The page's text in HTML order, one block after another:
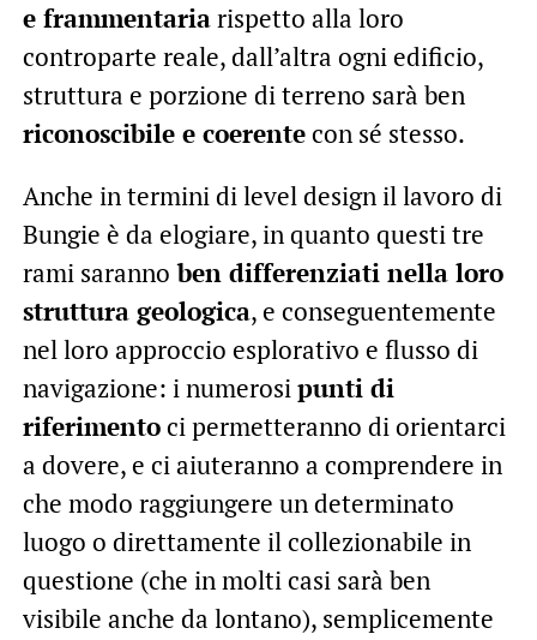
e frammentariarispetto alla loro
controparte reale, dall’altra ogni edificio,
struttura e porzione di terreno sarà ben
riconoscibile e coerentecon sé stesso.
Anche in termini di level design il lavoro di
Bungie è da elogiare, in quanto questi tre
rami saranno ben differenziati nella loro
struttura geologica, e conseguentemente
nel loro approccio esplorativo e flusso di
navigazione: i numerosipunti di
riferimentoci permetteranno di orientarci
a dovere, e ci aiuteranno a comprendere in
che modo raggiungere un determinato
luogo o direttamente il collezionabile in
questione (che in molti casi sarà ben
visibile anche da lontano), semplicemente